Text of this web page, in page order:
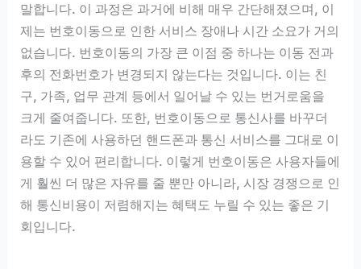
말합니다. 이 과정은 과거에 비해 매우 간단해졌으며, 이
제는 번호이동으로 인한 서비스 장애나 시간 소요가 거의
없습니다. 번호이동의 가장 큰 이점 중 하나는 이동 전과
후의 전화번호가 변경되지 않는다는 것입니다. 이는 친
구, 가족, 업무 관계 등에서 일어날 수 있는 번거로움을
크게 줄여줍니다. 또한, 번호이동으로 통신사를 바꾸더
라도 기존에 사용하던 핸드폰과 통신 서비스를 그대로 이
용할 수 있어 편리합니다. 이렇게 번호이동은 사용자들에
게 훨씬 더 많은 자유를 줄 뿐만 아니라, 시장 경쟁으로 인
해 통신비용이 저렴해지는 혜택도 누릴 수 있는 좋은 기
회입니다.